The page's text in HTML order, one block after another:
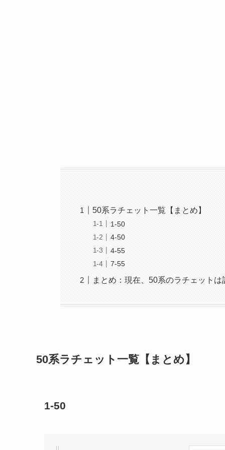
50系ラチェット一覧【まとめ】
1-50
4-50
4-55
7-55
まとめ：現在、50系のラチェットは
50系ラチェット一覧【まとめ】
1-50